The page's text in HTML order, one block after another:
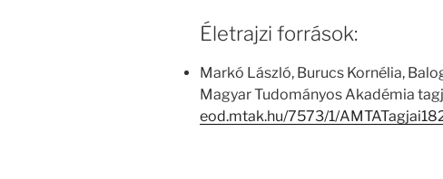
Életrajzi források:
Markó László, Burucs Kornélia,
Magyar Tudományos Akadémia
eod.mtak.hu/7573/1/